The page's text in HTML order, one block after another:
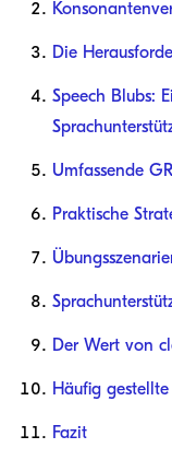
Die
Speech Blubs:
Umfassende
Praktische
Der Wert von
Häufig gestellte
Fazit